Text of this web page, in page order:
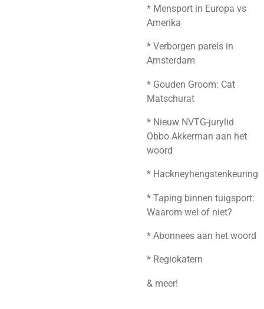
* Mensport in Europa vs
Amerika
* Verborgen parels in
Amsterdam
* Gouden Groom: Cat
Matschurat
* Nieuw NVTG-jurylid
Obbo Akkerman aan het
woord
* Hackneyhengstenkeuring
* Taping binnen tuigsport:
Waarom wel of niet?
* Abonnees aan het woord
* Regiokatern
& meer!